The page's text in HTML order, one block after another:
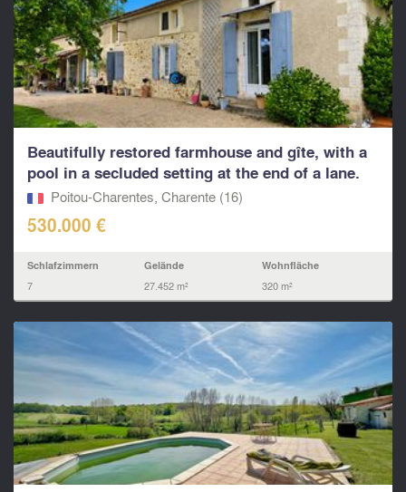
Beautifully restored farmhouse and gîte, with a
pool in a secluded setting at the end of a lane.
Poitou-Charentes, Charente (16)
530.000 €
Schlafzimmern
7
Gelände
27.452 m²
Wohnfläche
320 m²